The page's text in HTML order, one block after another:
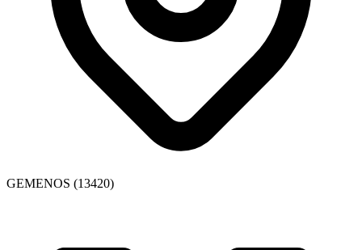
GEMENOS (13420)